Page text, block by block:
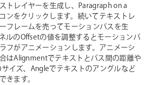
トレイヤーを生成し、Paragraph on a
ンをクリックします。続いてテキストレ
フレームを売ってモーションパスを生
ルのOffsetの値を調整するとモーションパ
フがアニメーションします。アニメーシ
はAlignmentでテキストとパス間の距離や
イズ、Angleでテキストのアングルなど
きます。